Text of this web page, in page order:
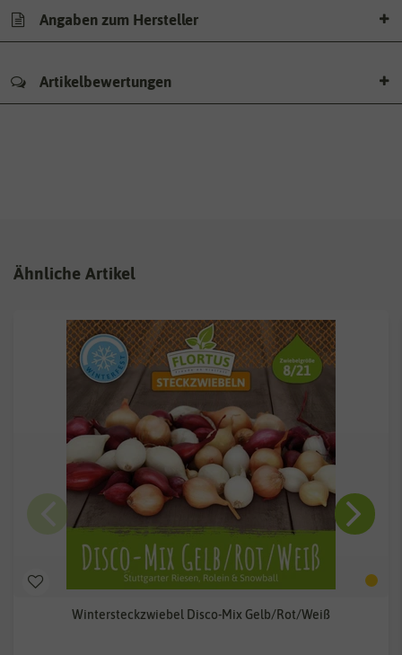
Angaben zum Hersteller
Artikelbewertungen
Ähnliche Artikel
Wintersteckzwiebel Disco-Mix Gelb/Rot/Weiß